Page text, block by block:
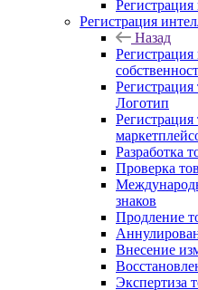
Регистрация
Регистрация
Назад
Регистрация
Регистрация
Логотип
Регистрация
Разработка
Проверка
знаков
Продление
Внесение
Экспертиза